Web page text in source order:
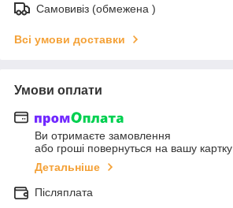
Самовивіз (обмежена )
Всі умови доставки
Умови оплати
Ви отримаєте замовлення
або гроші повернуться на вашу картку
Детальніше
Післяплата